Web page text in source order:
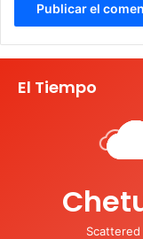
El Tiempo
Scattered